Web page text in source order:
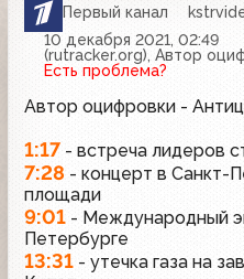
Первый канал
10 декабря 2021, 02:49
(rutracker.org), Автор
Есть проблема?
Автор оцифровки -
1:17 - встреча лидеров
7:28 - концерт в Санкт-
площади
9:01 - Международный
Петербурге
13:31 - утечка газа на